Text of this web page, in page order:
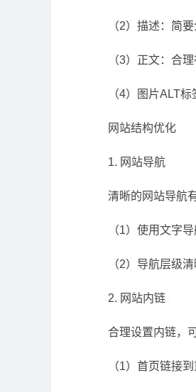
（2）描述：简
（3）正文：合
（4）图片ALT
网站结构优化
1. 网站导航
清晰的网站导航
（1）使用文字
（2）导航层级
2. 网站内链
合理设置内链，
（1）首页链接